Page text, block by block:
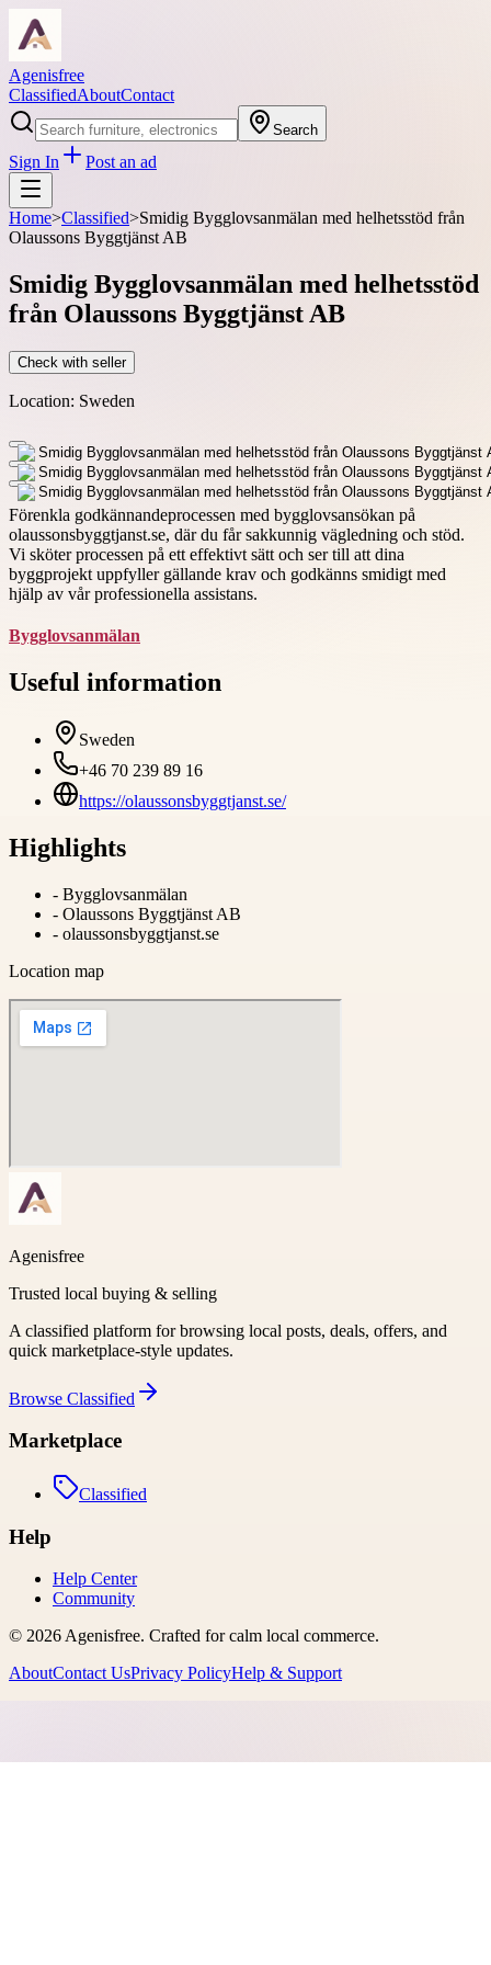
Agenisfree
ClassifiedAboutContact
Search
Sign In Post an ad
Home>Classified>Smidig Bygglovsanmälan med helhetsstöd från
Olaussons Byggtjänst AB
Smidig Bygglovsanmälan med helhetsstöd
från Olaussons Byggtjänst AB
Check with seller
Location: Sweden
Förenkla godkännandeprocessen med bygglovsansökan på
olaussonsbyggtjanst.se, där du får sakkunnig vägledning och stöd.
Vi sköter processen på ett effektivt sätt och ser till att dina
byggprojekt uppfyller gällande krav och godkänns smidigt med
hjälp av vår professionella assistans.
Bygglovsanmälan
Useful information
Sweden
+46 70 239 89 16
https://olaussonsbyggtjanst.se/
Highlights
- Bygglovsanmälan
- Olaussons Byggtjänst AB
- olaussonsbyggtjanst.se
Location map
Agenisfree
Trusted local buying & selling
A classified platform for browsing local posts, deals, offers, and
quick marketplace-style updates.
Browse Classified
Marketplace
Classified
Help
Help Center
Community
© 2026Agenisfree. Crafted for calm local commerce.
AboutContact UsPrivacy PolicyHelp & Support